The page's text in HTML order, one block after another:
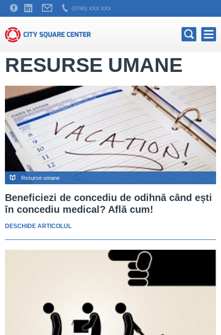
(0740) XXX XXX
RESURSE UMANE
Resurse umane
Beneficiezi de concediu de odihnă când ești
în concediu medical? Află cum!
DESCHIDE ARTICOLUL